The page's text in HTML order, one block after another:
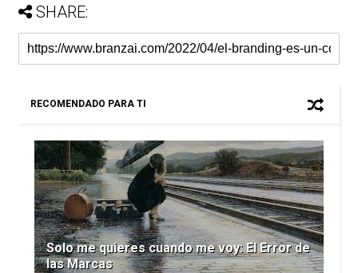
SHARE:
RECOMENDADO PARA TI
Solo me quieres cuando me voy: El Error de
las Marcas